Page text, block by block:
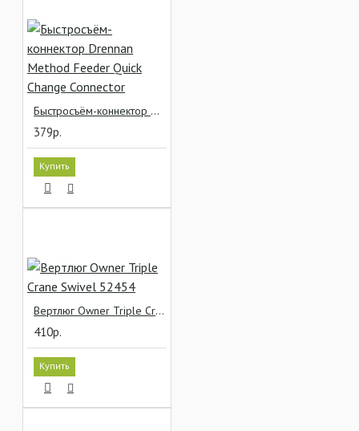
Быстросъём-коннектор Drennan Method Feeder Quick Change Connector
379р.
Купить
Вертлюг Owner Triple Crane Swivel 52454
410р.
Купить